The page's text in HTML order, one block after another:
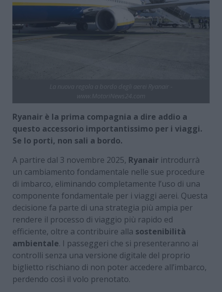
Ryanair è la prima compagnia a dire addio a
questo accessorio importantissimo per i viaggi.
Se lo porti, non sali a bordo.
A partire dal 3 novembre 2025, Ryanair introdurrà
un cambiamento fondamentale nelle sue procedure
di imbarco, eliminando completamente l’uso di una
componente fondamentale per i viaggi aerei. Questa
decisione fa parte di una strategia più ampia per
rendere il processo di viaggio più rapido ed
efficiente, oltre a contribuire alla sostenibilità
ambientale. I passeggeri che si presenteranno ai
controlli senza una versione digitale del proprio
biglietto rischiano di non poter accedere all’imbarco,
perdendo così il volo prenotato.